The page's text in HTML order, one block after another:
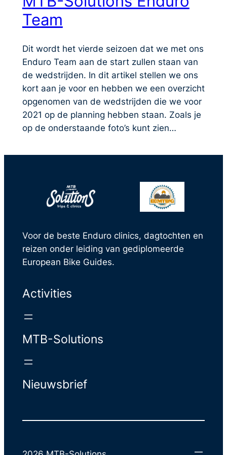
Team
Dit wordt het vierde seizoen dat we met ons
Enduro Team aan de start zullen staan van
de wedstrijden. In dit artikel stellen we ons
kort aan je voor en hebben we een overzicht
opgenomen van de wedstrijden die we voor
2021 op de planning hebben staan. Zoals je
op de onderstaande foto’s kunt zien…
Voor de beste Enduro clinics, dagtochten en
reizen onder leiding van gediplomeerde
European Bike Guides.
Activities
MTB-Solutions
Nieuwsbrief